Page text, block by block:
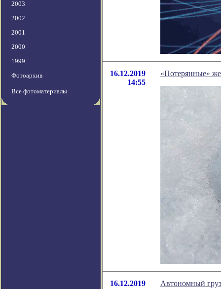
2003
2002
2001
2000
1999
Фотоархив
Все фотоматериалы
16.12.2019
14:55
«Потерянные»
16.12.2019
Автономный